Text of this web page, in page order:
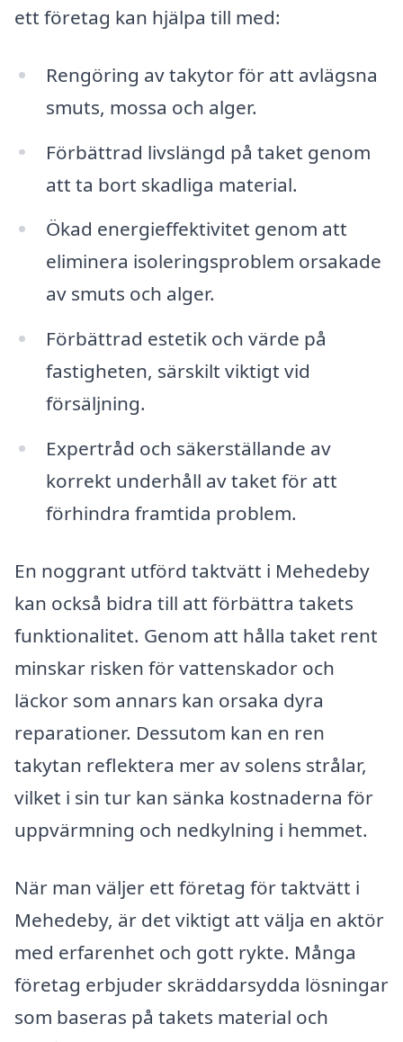
ett företag kan hjälpa till med:
Rengöring av takytor för att avlägsna
smuts, mossa och alger.
Förbättrad livslängd på taket genom
att ta bort skadliga material.
Ökad energieffektivitet genom att
eliminera isoleringsproblem orsakade
av smuts och alger.
Förbättrad estetik och värde på
fastigheten, särskilt viktigt vid
försäljning.
Expertråd och säkerställande av
korrekt underhåll av taket för att
förhindra framtida problem.
En noggrant utförd taktvätt i Mehedeby
kan också bidra till att förbättra takets
funktionalitet. Genom att hålla taket rent
minskar risken för vattenskador och
läckor som annars kan orsaka dyra
reparationer. Dessutom kan en ren
takytan reflektera mer av solens strålar,
vilket i sin tur kan sänka kostnaderna för
uppvärmning och nedkylning i hemmet.
När man väljer ett företag för taktvätt i
Mehedeby, är det viktigt att välja en aktör
med erfarenhet och gott rykte. Många
företag erbjuder skräddarsydda lösningar
som baseras på takets material och